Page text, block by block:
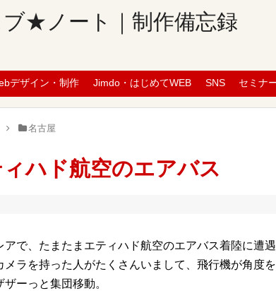
ブ★ノート｜制作備忘録
デザイン・制作 Jimdo・はじめてWEB SNS セミナ
名古屋
ハド航空のエアバス
アで、たまたまエティハド航空のエアバス着陸に遭遇
メラを持った人がたくさんいまして、飛行機が角度を
ザーっと集団移動。